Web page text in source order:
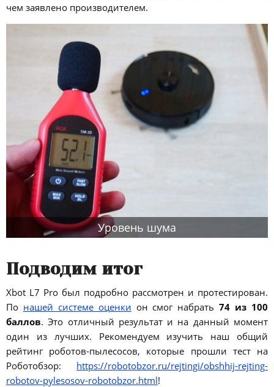
чем заявлено производителем.
Уровень шума
Подводим итог
Xbot L7 Pro был подробно рассмотрен и протестирован.
По нашей системе оценки он смог набрать74 из 100
баллов. Это отличный результат и на данный момент
один из лучших. Рекомендуем изучить наш общий
рейтинг роботов-пылесосов, которые прошли тест на
Роботобзор: https://robotobzor.ru/rejtingi/obshhij-rejting-
robotov-pylesosov-robotobzor.html!